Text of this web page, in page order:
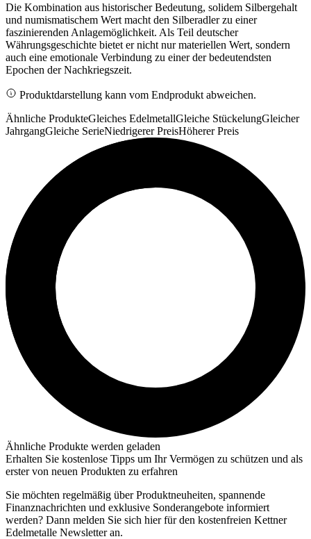
Die Kombination aus historischer Bedeutung, solidem Silbergehalt
und numismatischem Wert macht den Silberadler zu einer
faszinierenden Anlagemöglichkeit. Als Teil deutscher
Währungsgeschichte bietet er nicht nur materiellen Wert, sondern
auch eine emotionale Verbindung zu einer der bedeutendsten
Epochen der Nachkriegszeit.
Produktdarstellung kann vom Endprodukt abweichen.
Ähnliche ProdukteGleiches EdelmetallGleiche StückelungGleicher
JahrgangGleiche SerieNiedrigerer PreisHöherer Preis
Ähnliche Produkte werden geladen
Erhalten Sie kostenlose Tipps um Ihr Vermögen zu schützen und als
erster von neuen Produkten zu erfahren
Sie möchten regelmäßig über Produktneuheiten, spannende
Finanznachrichten und exklusive Sonderangebote informiert
werden? Dann melden Sie sich hier für den kostenfreien Kettner
Edelmetalle Newsletter an.